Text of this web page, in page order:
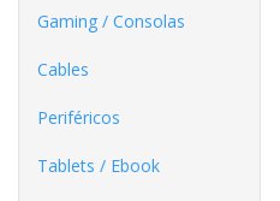
Gaming / Consolas
Cables
Periféricos
Tablets / Ebook